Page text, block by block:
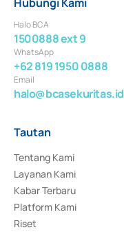
Halo BCA
1500888 ext 9
WhatsApp
+62 819 1950 0888
Email
halo@bcasekuritas.id
Tautan
Tentang Kami
Layanan Kami
Kabar Terbaru
Platform Kami
Riset